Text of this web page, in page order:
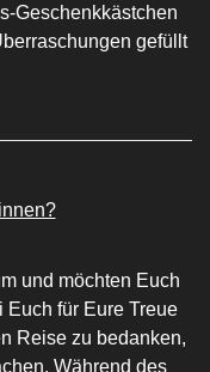
Geschenkkästchen
gefüllt
und möchten Euch
Euch für Eure Treue
Reise zu bedanken,
Während des